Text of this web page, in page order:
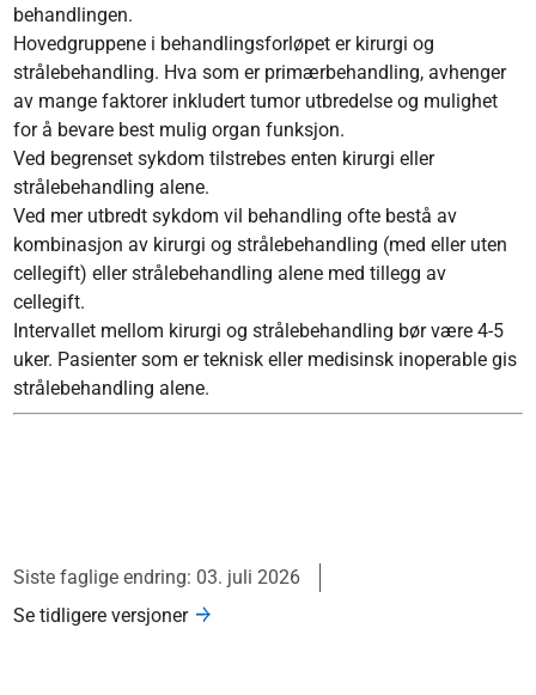
behandlingen.
Hovedgruppene i behandlingsforløpet er kirurgi og
strålebehandling. Hva som er primærbehandling, avhenger
av mange faktorer inkludert tumor utbredelse og mulighet
for å bevare best mulig organ funksjon.
Ved begrenset sykdom tilstrebes enten kirurgi eller
strålebehandling alene.
Ved mer utbredt sykdom vil behandling ofte bestå av
kombinasjon av kirurgi og strålebehandling (med eller uten
cellegift) eller strålebehandling alene med tillegg av
cellegift.
Intervallet mellom kirurgi og strålebehandling bør være 4-5
uker. Pasienter som er teknisk eller medisinsk inoperable gis
strålebehandling alene.
Siste faglige endring: 03. juli 2026
Se tidligere versjoner